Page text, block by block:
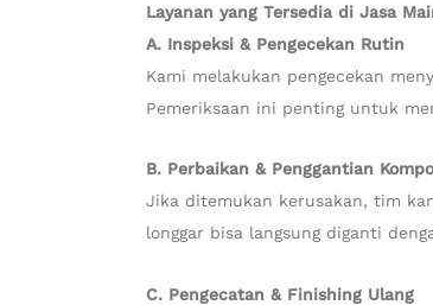
Layanan yang Tersedia di Jasa
A. Inspeksi & Pengecekan Rutin
Kami melakukan pengecekan
Pemeriksaan ini penting untuk
B. Perbaikan & Penggantian
Jika ditemukan kerusakan, tim
longgar bisa langsung diganti
C. Pengecatan & Finishing Ulang